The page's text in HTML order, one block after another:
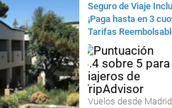
Seguro de Viaje
¡Paga hasta en 3
Tarifas
Vuelos desde Madrid